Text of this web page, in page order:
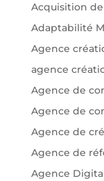
Acquisition de
Adaptabilité
Agence
agence
Agence de
Agence de
Agence de
Agence de
Agence